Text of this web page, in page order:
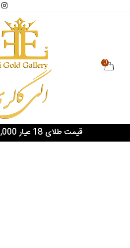
0
قیمت طلای 18 عیار 18,561,000 تومان